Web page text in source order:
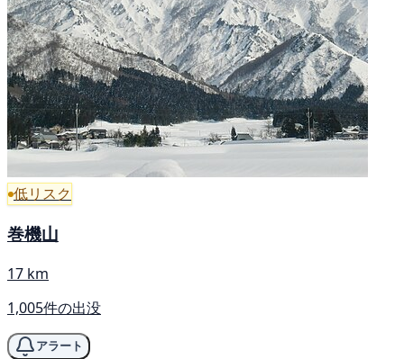
低リスク
巻機山
17 km
1,005件の出没
アラート